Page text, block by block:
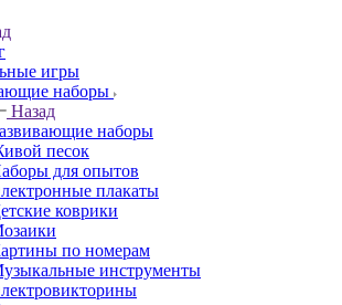
игры
наборы
Назад
наборы
песок
для опытов
плакаты
коврики
по номерам
инструменты